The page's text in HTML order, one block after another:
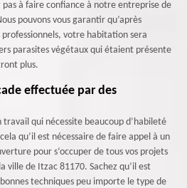
pas à faire confiance à notre entreprise de
pouvons vous garantir qu’après
professionnels, votre habitation sera
parasites végétaux qui étaient présente
plus.
effectuée par des
qui nécessite beaucoup d’habileté
qu’il est nécessaire de faire appel à un
pour s’occuper de tous vos projets
ville de Itzac 81170. Sachez qu’il est
techniques peu importe le type de